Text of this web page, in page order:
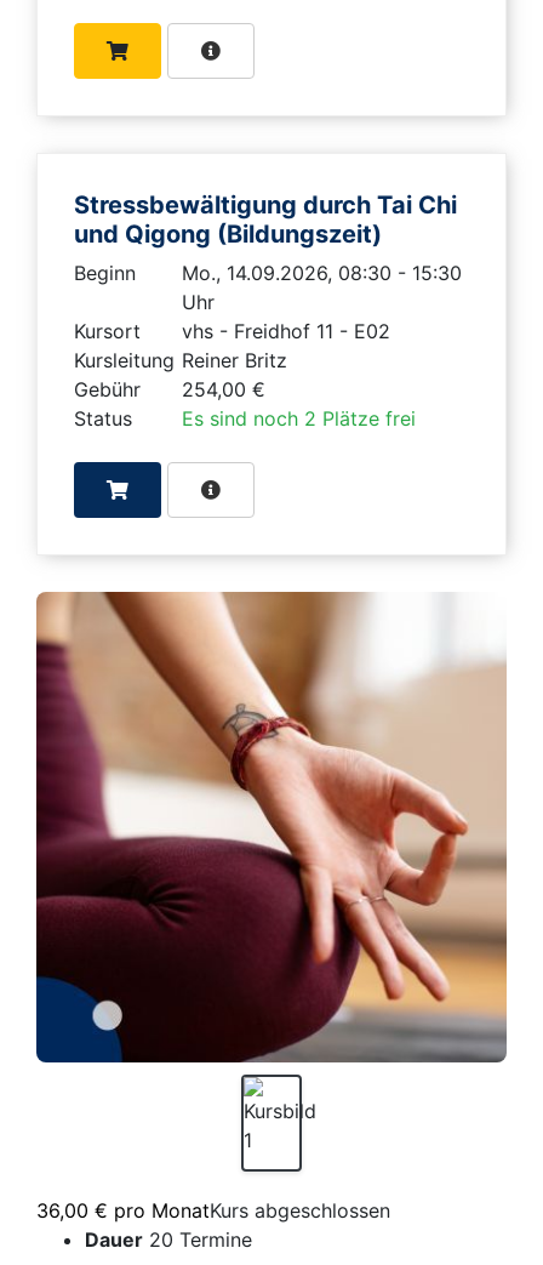
Stressbewältigung durch Tai Chi
und Qigong (Bildungszeit)
Beginn
Mo., 14.09.2026, 08:30 - 15:30
Uhr
Kursort
vhs - Freidhof 11 - E02
Kursleitung Reiner Britz
Gebühr
254,00 €
Status
Es sind noch 2 Plätze frei
36,00 € pro MonatKurs abgeschlossen
Dauer 20 Termine